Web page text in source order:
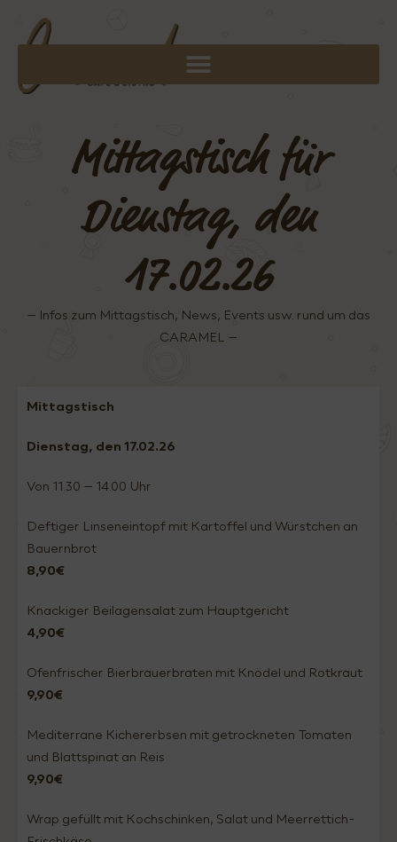
Mittagstisch für
Dienstag, den
17.02.26
– Infos zum Mittagstisch, News, Events usw. rund um das
CARAMEL –
Mittagstisch
Dienstag, den 17.02.26
Von 11.30 – 14.00 Uhr
Deftiger Linseneintopf mit Kartoffel und Würstchen an
Bauernbrot
8,90€
Knackiger Beilagensalat zum Hauptgericht
4,90€
Ofenfrischer Bierbrauerbraten mit Knödel und Rotkraut
9,90€
Mediterrane Kichererbsen mit getrockneten Tomaten
und Blattspinat an Reis
9,90€
Wrap gefüllt mit Kochschinken, Salat und Meerrettich-